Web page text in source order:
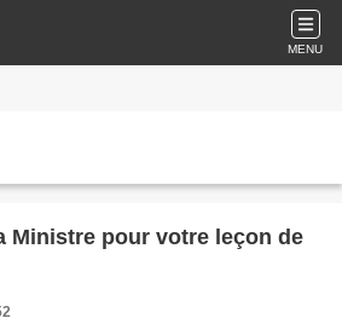
MENU
Ministre pour votre leçon de